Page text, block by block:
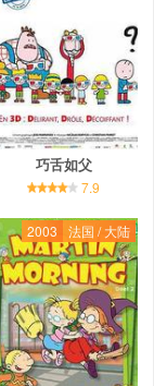
巧舌如父
7.9
2003 法国 / 大陆